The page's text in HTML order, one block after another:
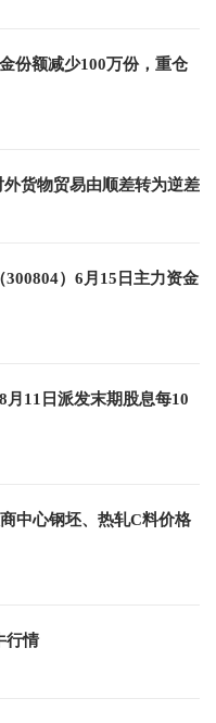
份额减少100万份，重仓
货物贸易由顺差转为逆差
）6月15日主力资金
11日派发末期股息每10
中心钢坯、热轧C料价格
行情